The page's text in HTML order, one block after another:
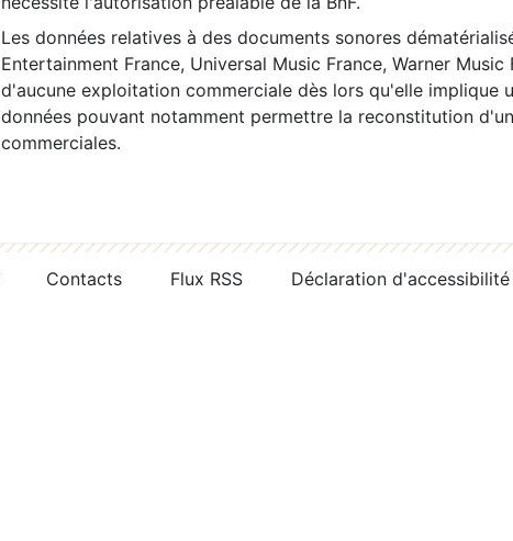
Les données relatives à des documents sonores
Entertainment France, Universal Music France, Warner
d'aucune exploitation commerciale dès lors qu'elle implique
données pouvant notamment permettre la reconstitution
commerciales.
Contacts Flux RSS Déclaration